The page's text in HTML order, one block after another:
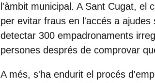
l'àmbit municipal. A Sant Cugat, el
per evitar fraus en l'accés a
detectar 300 empadronaments
persones després de comprovar
A més, s'ha endurit el procés